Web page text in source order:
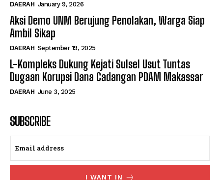
DAERAH January 9, 2026
Aksi Demo UNM Berujung Penolakan, Warga Siap
Ambil Sikap
DAERAH September 19, 2025
L-Kompleks Dukung Kejati Sulsel Usut Tuntas
Dugaan Korupsi Dana Cadangan PDAM Makassar
DAERAH June 3, 2025
SUBSCRIBE
I WANT IN